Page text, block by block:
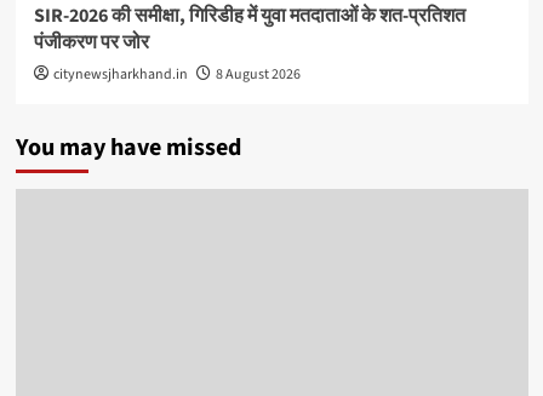
SIR-2026 की समीक्षा, गिरिडीह में युवा मतदाताओं के शत-प्रतिशत
पंजीकरण पर जोर
citynewsjharkhand.in 8 August 2026
You may have missed